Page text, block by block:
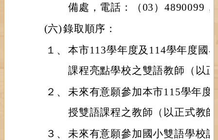
備處，電話：（03）4890099
(六)錄取順序：
１、 本市113學年度及114學年度國
課程亮點學校之雙語教師（以
２、 未來有意願參加本市115學年度
授雙語課程之教師（以正式教
３、 未來有意願參加國小雙語學校